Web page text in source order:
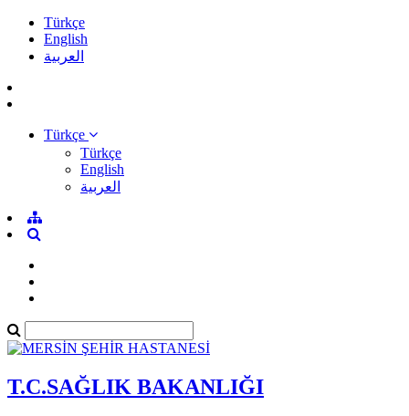
Türkçe
English
العربية
Türkçe
Türkçe
English
العربية
T.C.SAĞLIK BAKANLIĞI